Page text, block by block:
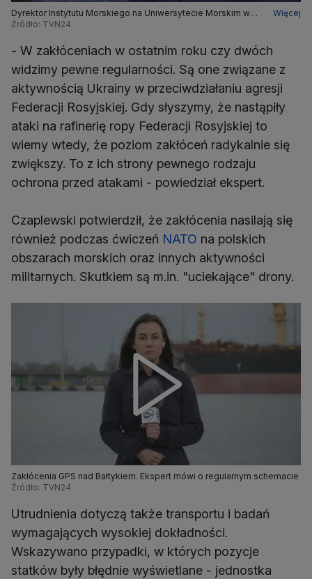
Dyrektor Instytutu Morskiego na Uniwersytecie Morskim w
Gdyni o zakłóceniach sygnału GPS
Więcej
Źródło: TVN24
- W zakłóceniach w ostatnim roku czy dwóch
widzimy pewne regularności. Są one związane z
aktywnością Ukrainy w przeciwdziałaniu agresji
Federacji Rosyjskiej. Gdy słyszymy, że nastąpiły
ataki na rafinerię ropy Federacji Rosyjskiej to
wiemy wtedy, że poziom zakłóceń radykalnie się
zwiększy. To z ich strony pewnego rodzaju
ochrona przed atakami - powiedział ekspert.
Czaplewski potwierdził, że zakłócenia nasilają się
również podczas ćwiczeń NATO na polskich
obszarach morskich oraz innych aktywności
militarnych. Skutkiem są m.in. "uciekające" drony.
Zakłócenia GPS nad Bałtykiem. Ekspert mówi o regularnym schemacie
Źródło: TVN24
Utrudnienia dotyczą także transportu i badań
wymagających wysokiej dokładności.
Wskazywano przypadki, w których pozycje
statków były błędnie wyświetlane - jednostka